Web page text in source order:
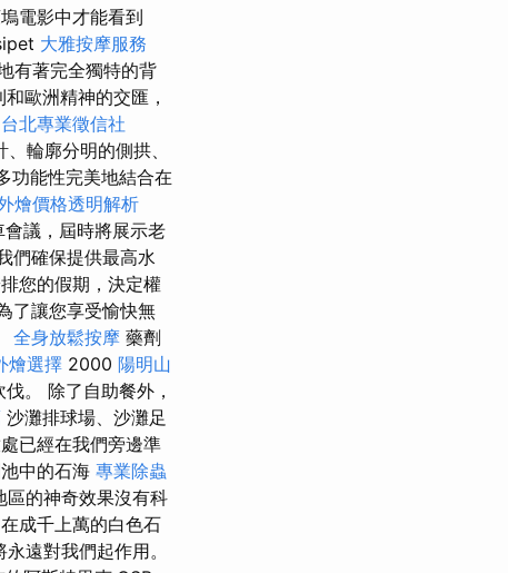
電影中才能看到
大雅按摩服務
有著完全獨特的背
歐洲精神的交匯，
台北專業徵信社
輪廓分明的側拱、
功能性完美地結合在
燴價格透明解析
會議，屆時將展示老
們確保提供最高水
您的假期，決定權
了讓您享受愉快無
全身放鬆按摩 藥劑
燴選擇 2000 陽明山
。 除了自助餐外，
沙灘排球場、沙灘足
已經在我們旁邊準
中的石海 專業除蟲
區的神奇效果沒有科
成千上萬的白色石
遠對我們起作用。